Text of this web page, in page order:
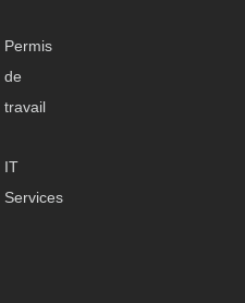
Permis
de
travail
IT
Services